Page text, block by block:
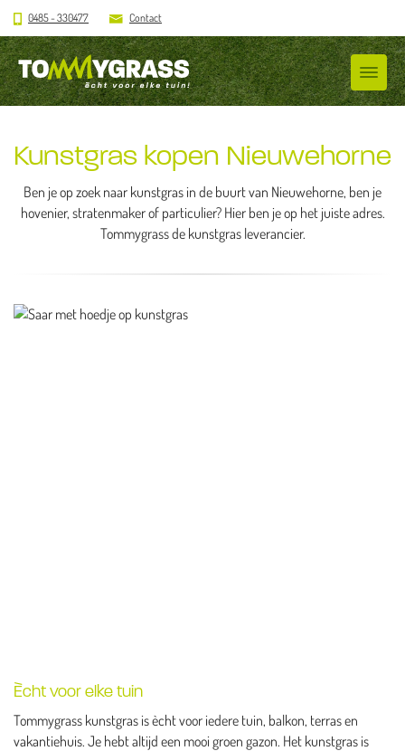
0485 - 330477 Contact
Kunstgras kopen Nieuwehorne
Ben je op zoek naar kunstgras in de buurt van Nieuwehorne, ben je
hovenier, stratenmaker of particulier? Hier ben je op het juiste adres.
Tommygrass de kunstgras leverancier.
Ècht voor elke tuin
Tommygrass kunstgras is ècht voor iedere tuin, balkon, terras en
vakantiehuis. Je hebt altijd een mooi groen gazon. Het kunstgras is